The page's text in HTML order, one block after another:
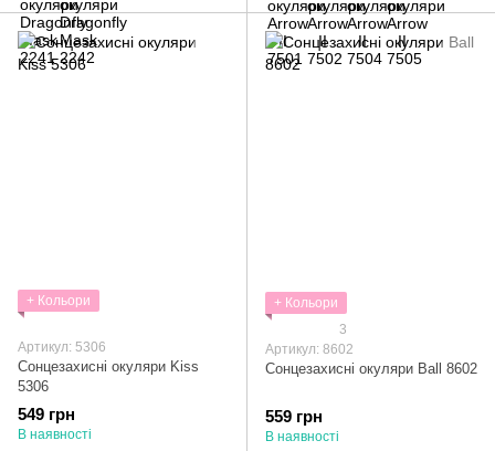
+ Кольори
Артикул: 5306
Сонцезахисні окуляри Kiss
5306
549 грн
В наявності
+ Кольори
3
Артикул: 8602
Сонцезахисні окуляри Ball 8602
559 грн
В наявності